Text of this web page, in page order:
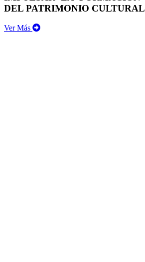
DEL PATRIMONIO CULTURAL
Ver Más